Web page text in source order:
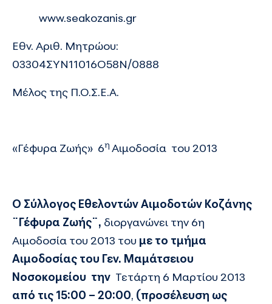
www.seakozanis.gr
Εθν. Αριθ. Μητρώου:
03304ΣΥΝ11016Ο58Ν/0888
Μέλος της Π.Ο.Σ.Ε.Α.
«Γέφυρα Ζωής» 6η Αιμοδοσία του 2013
Ο Σύλλογος Εθελοντών Αιμοδοτών Κοζάνης
¨Γέφυρα Ζωής¨, διοργανώνει την 6η
Αιμοδοσία του 2013 του με το τμήμα
Αιμοδοσίας του Γεν. Μαμάτσειου
Νοσοκομείου την Τετάρτη 6 Μαρτίου 2013
από τις 15:00 – 20:00, (προσέλευση ως